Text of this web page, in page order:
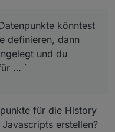
könntest
definieren, dann
und du
… `
für die History
erstellen?